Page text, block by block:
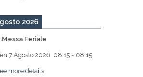
2026
Feriale
7 Agosto 2026 08:15 - 08:15
more details